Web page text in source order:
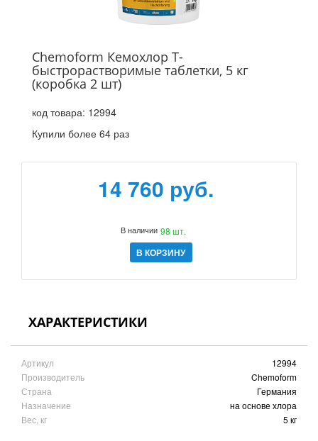
Chemoform Кемохлор Т-
быстрорастворимые таблетки, 5 кг
(коробка 2 шт)
код товара: 12994
Купили более 64 раз
14 760 руб.
В наличии 98 шт.
В КОРЗИНУ
ХАРАКТЕРИСТИКИ
Артикул
12994
Производитель
Chemoform
Страна
Германия
Назначение
на основе хлора
Вес, кг
5 кг